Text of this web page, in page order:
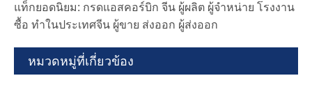
แท็กยอดนิยม: กรดแอสคอร์บิก จีน ผู้ผลิต ผู้จำหน่าย โรงงาน
ซื้อ ทำในประเทศจีน ผู้ขาย ส่งออก ผู้ส่งออก
หมวดหมู่ที่เกี่ยวข้อง